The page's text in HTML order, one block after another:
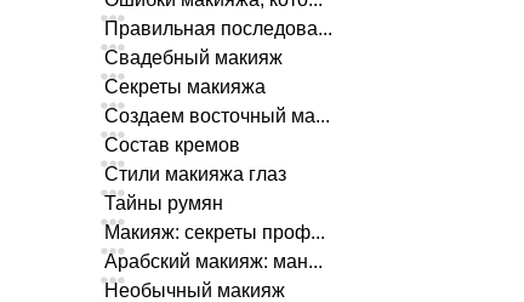
Правильная последова...
Свадебный макияж
Секреты макияжа
Создаем восточный ма...
Состав кремов
Стили макияжа глаз
Тайны румян
Макияж: секреты проф...
Арабский макияж: ман...
Необычный макияж